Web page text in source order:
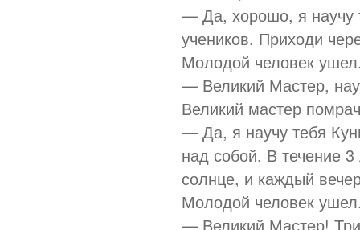
— Да, хорошо, я научу
учеников. Приходи
Молодой человек
— Великий Мастер,
Великий мастер
— Да, я научу тебя
над собой. В течение 3
солнце, и каждый
Молодой человек
— Великий Мастер!